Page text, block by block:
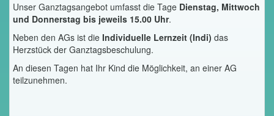
Unser Ganztagsangebot umfasst die Tage Dienstag, Mittwoch
und Donnerstag bis jeweils 15.00 Uhr.
Neben den AGs ist die Individuelle Lernzeit (Indi) das
Herzstück der Ganztagsbeschulung.
An diesen Tagen hat Ihr Kind die Möglichkeit, an einer AG
teilzunehmen.